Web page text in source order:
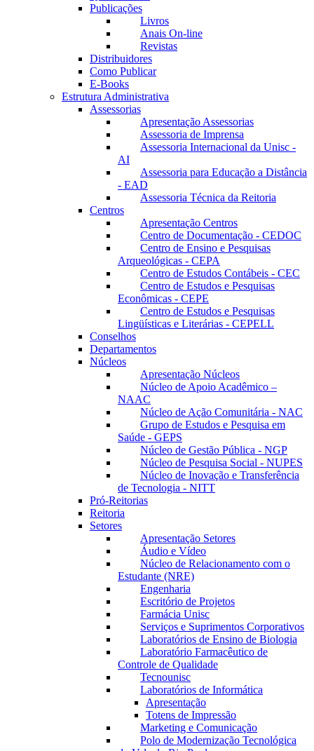
Publicações
Livros
Anais On-line
Revistas
Distribuidores
Como Publicar
E-Books
Estrutura Administrativa
Assessorias
Apresentação Assessorias
Assessoria de Imprensa
Assessoria Internacional da Unisc -
AI
Assessoria para Educação a Distância
- EAD
Assessoria Técnica da Reitoria
Centros
Apresentação Centros
Centro de Documentação - CEDOC
Centro de Ensino e Pesquisas
Arqueológicas - CEPA
Centro de Estudos Contábeis - CEC
Centro de Estudos e Pesquisas
Econômicas - CEPE
Centro de Estudos e Pesquisas
Lingüísticas e Literárias - CEPELL
Conselhos
Departamentos
Núcleos
Apresentação Núcleos
Núcleo de Apoio Acadêmico –
NAAC
Núcleo de Ação Comunitária - NAC
Grupo de Estudos e Pesquisa em
Saúde - GEPS
Núcleo de Gestão Pública - NGP
Núcleo de Pesquisa Social - NUPES
Núcleo de Inovação e Transferência
de Tecnologia - NITT
Pró-Reitorias
Reitoria
Setores
Apresentação Setores
Áudio e Vídeo
Núcleo de Relacionamento com o
Estudante (NRE)
Engenharia
Escritório de Projetos
Farmácia Unisc
Serviços e Suprimentos Corporativos
Laboratórios de Ensino de Biologia
Laboratório Farmacêutico de
Controle de Qualidade
Tecnounisc
Laboratórios de Informática
Apresentação
Totens de Impressão
Marketing e Comunicação
Polo de Modernização Tecnológica